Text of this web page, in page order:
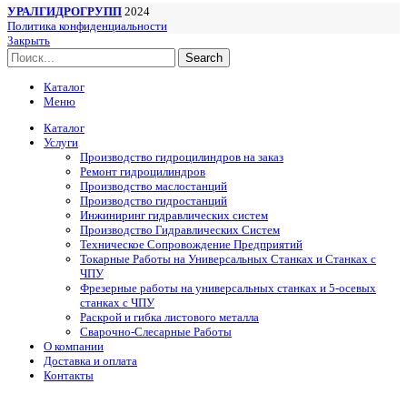
УРАЛГИДРОГРУПП 2024
Политика конфиденциальности
Закрыть
Search
Каталог
Меню
Каталог
Услуги
Производство гидроцилиндров на заказ
Ремонт гидроцилиндров
Производство маслостанций
Производство гидростанций
Инжиниринг гидравлических систем
Производство Гидравлических Систем
Техническое Сопровождение Предприятий
Токарные Работы на Универсальных Станках и Станках с
ЧПУ
Фрезерные работы на универсальных станках и 5-осевых
станках с ЧПУ
Раскрой и гибка листового металла
Сварочно-Слесарные Работы
О компании
Доставка и оплата
Контакты